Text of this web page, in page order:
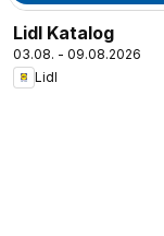
Lidl Katalog
03.08. - 09.08.2026
Lidl